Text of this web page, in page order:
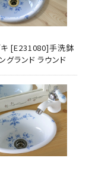
[E231080]手洗鉢
グランド ラウンド